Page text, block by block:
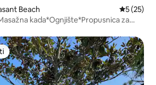
Beach Prosječna
5 (25)
kada*Ognjište*Propusnica za
s oznakom „Odabrali gosti”